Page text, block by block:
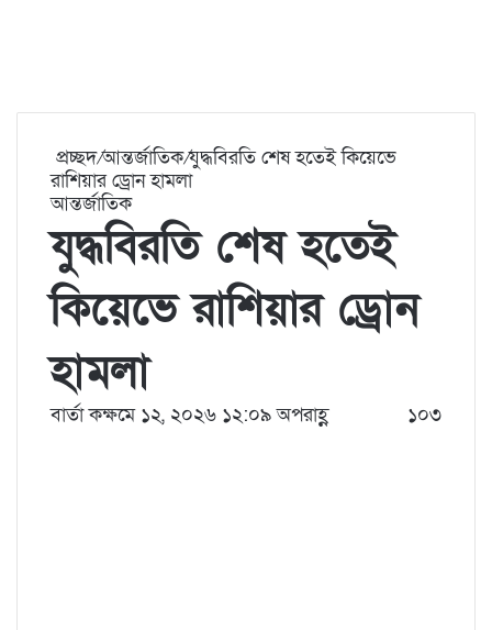
প্রচ্ছদ/আন্তর্জাতিক/যুদ্ধবিরতি শেষ হতেই কিয়েভে
রাশিয়ার ড্রোন হামলা
আন্তর্জাতিক
যুদ্ধবিরতি শেষ হতেই
কিয়েভে রাশিয়ার ড্রোন
হামলা
বার্তা কক্ষমে ১২, ২০২৬ ১২:০৯ অপরাহ্ণ ১০৩